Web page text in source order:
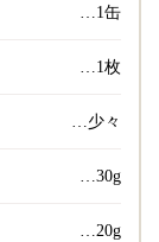
…1缶
…1枚
…少々
…30g
…20g